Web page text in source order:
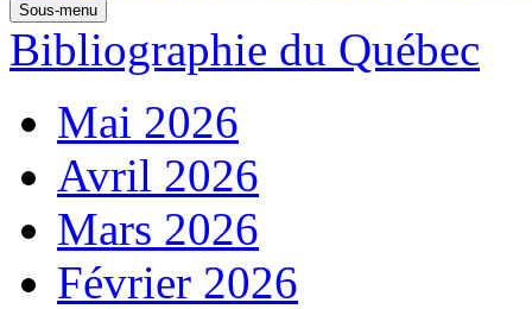
Sous-menu
Bibliographie du Québec
Mai 2026
Avril 2026
Mars 2026
Février 2026